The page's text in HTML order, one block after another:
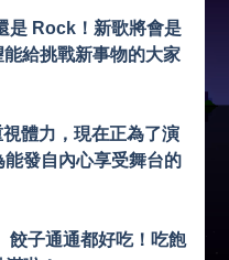
是 Rock！新歌將會是
給挑戰新事物的大家
體力，現在正為了演
發自內心享受舞台的
餃子通通都好吃！吃飽